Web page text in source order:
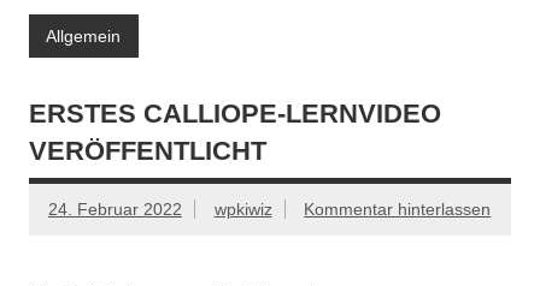
Allgemein
ERSTES CALLIOPE-LERNVIDEO
VERÖFFENTLICHT
24. Februar 2022 wpkiwiz Kommentar hinterlassen